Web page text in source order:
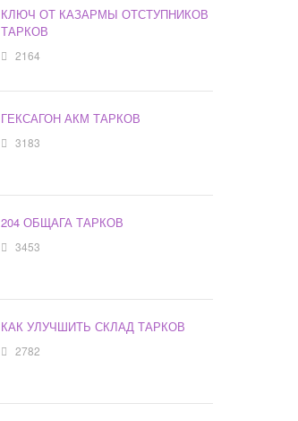
КЛЮЧ ОТ КАЗАРМЫ ОТСТУПНИКОВ
ТАРКОВ
2164
ГЕКСАГОН АКМ ТАРКОВ
3183
204 ОБЩАГА ТАРКОВ
3453
КАК УЛУЧШИТЬ СКЛАД ТАРКОВ
2782